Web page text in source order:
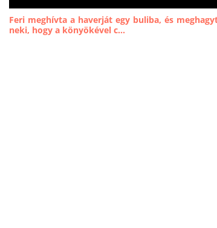
Feri meghívta a haverját egy buliba, és
neki, hogy a könyökével c...